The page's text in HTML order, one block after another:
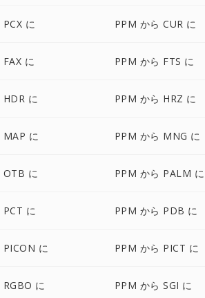
に PPM から CUR に
に PPM から FTS に
に PPM から HRZ に
MAP に PPM から MNG に
OTB に PPM から PALM に
に PPM から PDB に
に PPM から PICT に
に PPM から SGI に